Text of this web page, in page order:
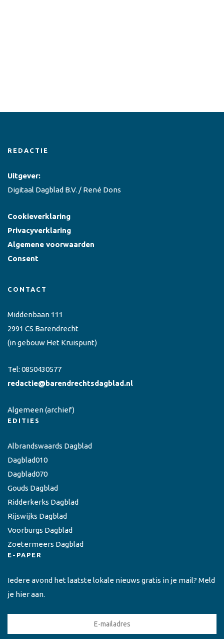
REDACTIE
Uitgever:
Digitaal Dagblad B.V. / René Dons
Cookieverklaring
Privacyverklaring
Algemene voorwaarden
Consent
CONTACT
Middenbaan 111
2991 CS Barendrecht
(in gebouw Het Kruispunt)
Tel: 0850430577
redactie@barendrechtsdagblad.nl
Algemeen(archief)
EDITIES
Albrandswaards Dagblad
Dagblad010
Dagblad070
Gouds Dagblad
Ridderkerks Dagblad
Rijswijks Dagblad
Voorburgs Dagblad
Zoetermeers Dagblad
E-PAPER
Iedere avond het laatste lokale nieuws gratis in je mail? Meld
je hier aan.